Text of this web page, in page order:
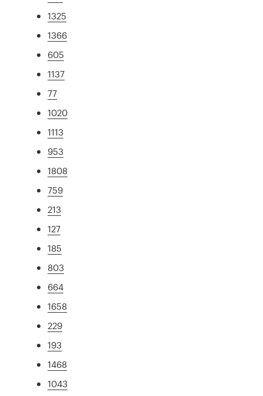
1325
1366
605
1137
77
1020
1113
953
1808
759
213
127
185
803
664
1658
229
193
1468
1043